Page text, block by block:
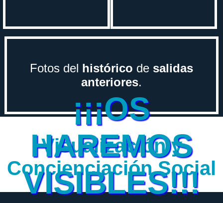
¡¡¡OS
HAREMOS
VISIBLES!!!
Fotos del histórico de salidas
anteriores.
Visualización y
Concienciación Social